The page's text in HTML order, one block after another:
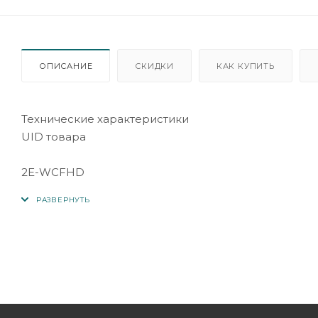
ОПИСАНИЕ СКИДКИ КАК КУПИТЬ
Технические характеристики
UID товара
2E-WCFHD